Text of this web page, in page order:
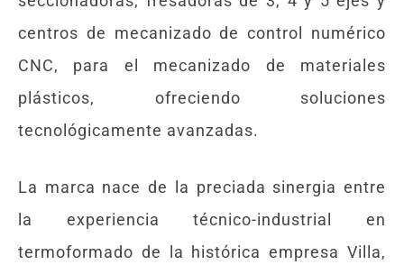
centros de mecanizado de control numérico
CNC, para el mecanizado de materiales
plásticos, ofreciendo soluciones
tecnológicamente avanzadas.
La marca nace de la preciada sinergia entre
la experiencia técnico-industrial en
termoformado de la histórica empresa Villa,